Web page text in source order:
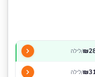
/לילה
/לילה